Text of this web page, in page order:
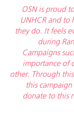
“OSN is
UNHCR and
they do. It feels
during
Campaigns
importance of
other. Through
this
donate to this